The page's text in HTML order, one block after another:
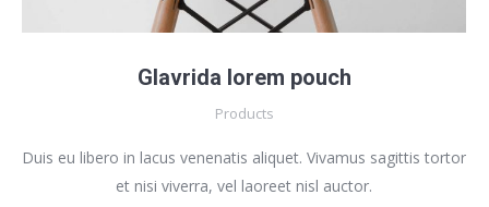
Glavrida lorem pouch
Products
Duis eu libero in lacus venenatis aliquet. Vivamus sagittis tortor
et nisi viverra, vel laoreet nisl auctor.